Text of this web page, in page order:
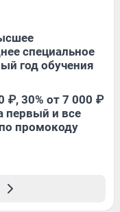
специальное
год обучения
₽, 30% от 7 000 ₽
первый и все
промокоду